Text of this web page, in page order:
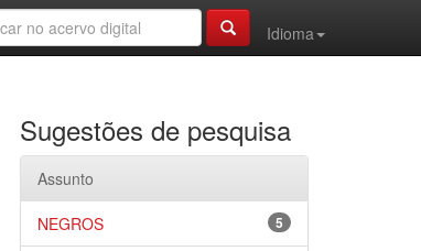
Idioma
Sugestões de pesquisa
Assunto
5
NEGROS